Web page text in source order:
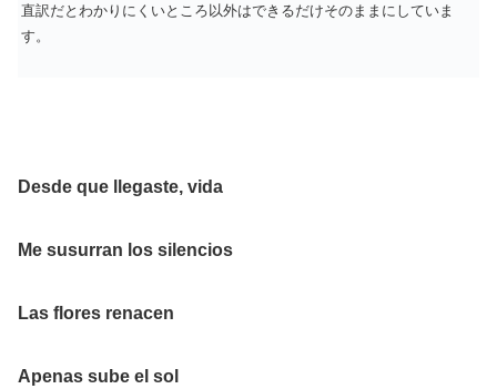
直訳だとわかりにくいところ以外はできるだけそのままにしていま
す。
Desde que llegaste, vida
Me susurran los silencios
Las flores renacen
Apenas sube el sol